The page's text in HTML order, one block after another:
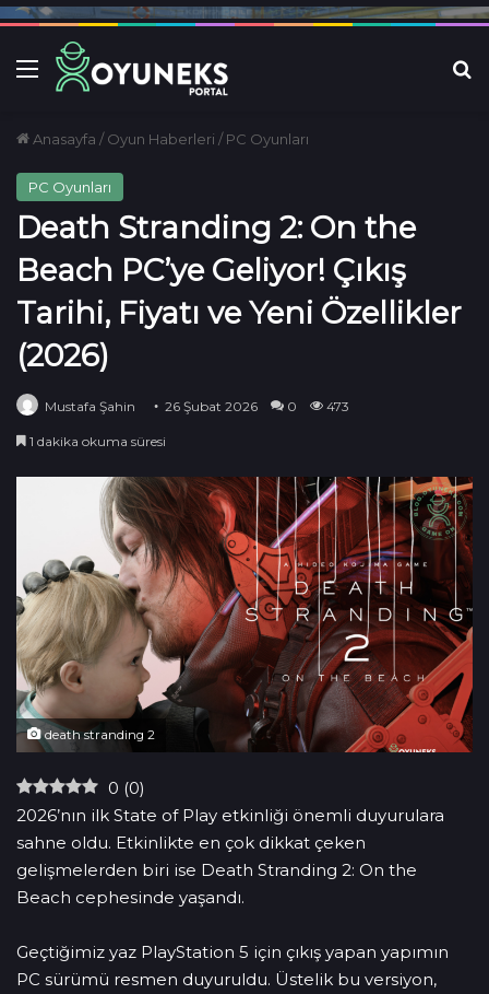
Menü
Anasayfa / Oyun Haberleri / PC Oyunları
PC Oyunları
Death Stranding 2: On the
Beach PC’ye Geliyor! Çıkış
Tarihi, Fiyatı ve Yeni Özellikler
(2026)
Mustafa Şahin 26 Şubat 2026 0 473
1 dakika okuma süresi
death stranding 2
0 (0)
2026’nın ilk State of Play etkinliği önemli duyurulara
sahne oldu. Etkinlikte en çok dikkat çeken
gelişmelerden biri ise Death Stranding 2: On the
Beach cephesinde yaşandı.
Geçtiğimiz yaz PlayStation 5 için çıkış yapan yapımın
PC sürümü resmen duyuruldu. Üstelik bu versiyon,